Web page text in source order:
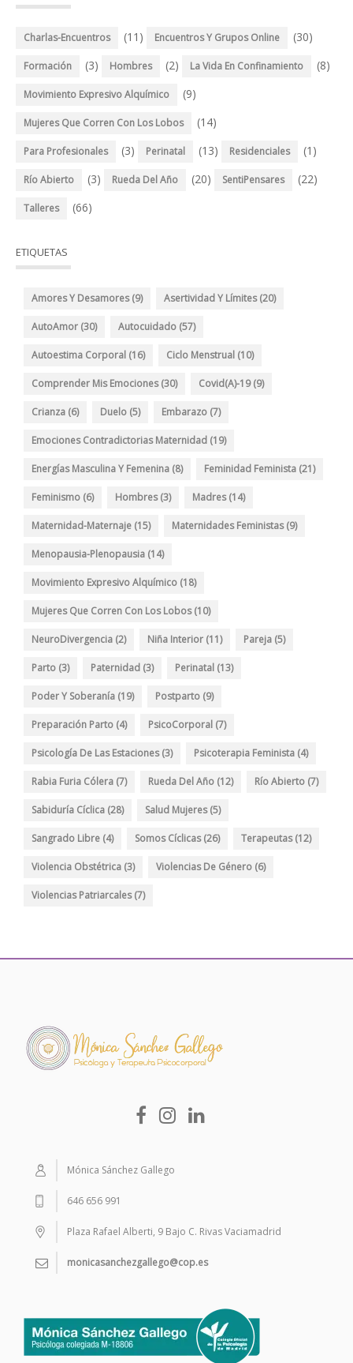
Charlas-Encuentros (11) Encuentros Y Grupos Online (30)
Formación (3) Hombres (2) La Vida En Confinamiento (8)
Movimiento Expresivo Alquímico (9)
Mujeres Que Corren Con Los Lobos (14)
Para Profesionales (3) Perinatal (13) Residenciales (1)
Río Abierto (3) Rueda Del Año (20) SentiPensares (22)
Talleres (66)
ETIQUETAS
Amores Y Desamores(9) Asertividad Y Límites(20)
AutoAmor (30) Autocuidado (57)
Autoestima Corporal (16) Ciclo Menstrual (10)
Comprender Mis Emociones(30) Covid(A)-19(9)
Crianza (6) Duelo (5) Embarazo (7)
Emociones Contradictorias Maternidad (19)
Energías Masculina Y Femenina (8) Feminidad Feminista (21)
Feminismo (6) Hombres(3) Madres(14)
Maternidad-Maternaje (15) Maternidades Feministas(9)
Menopausia-Plenopausia (14)
Movimiento Expresivo Alquímico (18)
Mujeres Que Corren Con Los Lobos(10)
NeuroDivergencia (2) Niña Interior (11) Pareja (5)
Parto (3) Paternidad (3) Perinatal (13)
Poder Y Soberanía (19) Postparto (9)
Preparación Parto (4) PsicoCorporal (7)
Psicología De Las Estaciones(3) Psicoterapia Feminista (4)
Rabia Furia Cólera (7) Rueda Del Año (12) Río Abierto (7)
Sabiduría Cíclica (28) Salud Mujeres(5)
Sangrado Libre (4) Somos Cíclicas(26) Terapeutas(12)
Violencia Obstétrica (3) Violencias De Género (6)
Violencias Patriarcales(7)
Mónica Sánchez Gallego
646 656 991
Plaza Rafael Alberti, 9 Bajo C. Rivas Vaciamadrid
monicasanchezgallego@cop.es